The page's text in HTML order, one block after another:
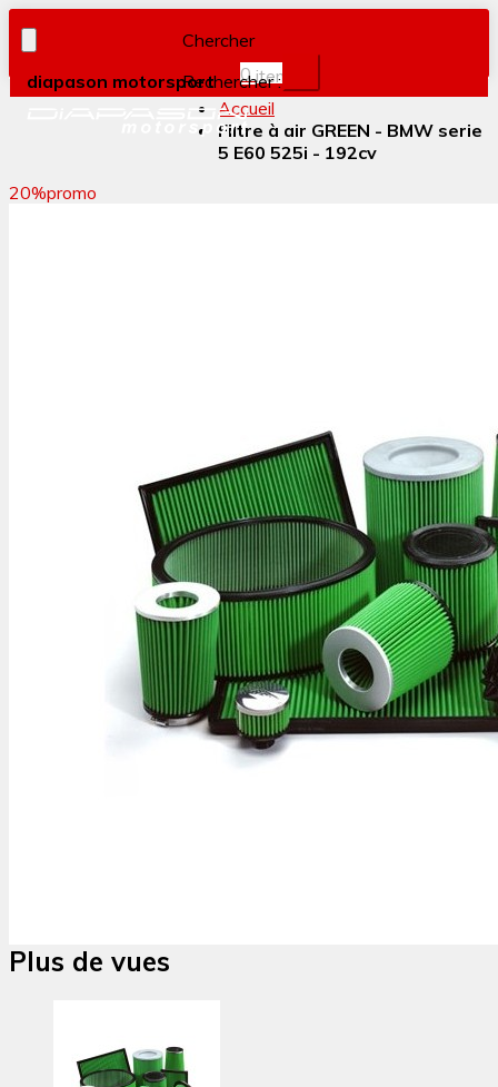
diapason motorsport
Chercher
Rechercher :
0item(s)
Accueil
Filtre à air GREEN - BMW serie
5 E60 525i - 192cv
20%promo
Plus de vues